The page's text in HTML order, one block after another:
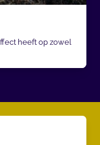
heeft op zowel